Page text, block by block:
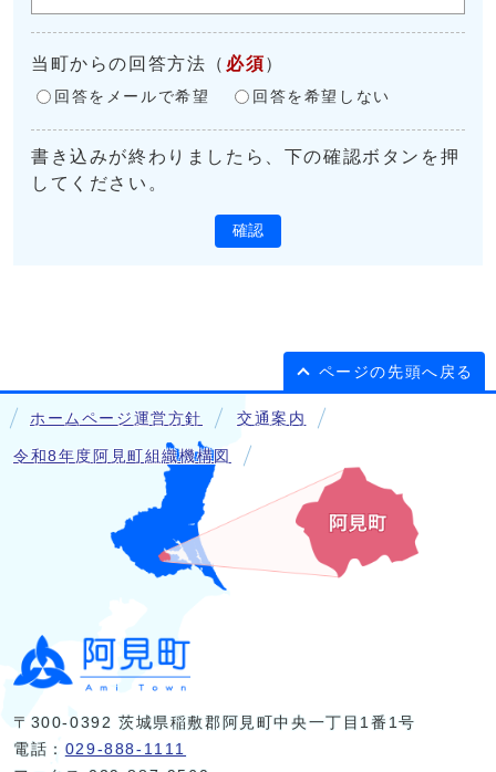
当町からの回答方法 （ 必須 ）
回答をメールで希望 回答を希望しない
書き込みが終わりましたら、下の確認ボタンを押
してください。
確認
ページの先頭へ戻る
ホームページ運営方針 交通案内
令和8年度阿見町組織機構図
〒300-0392 茨城県稲敷郡阿見町中央一丁目1番1号
電話： 029-888-1111